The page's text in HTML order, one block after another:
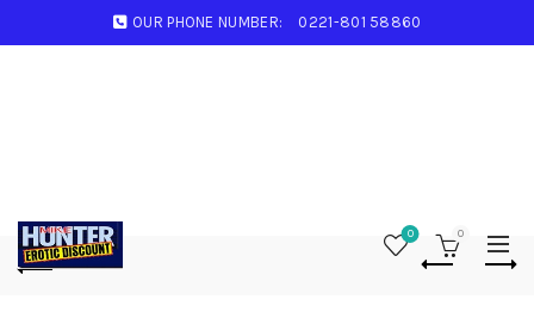
OUR PHONE NUMBER: 0221-801 58860
0 0